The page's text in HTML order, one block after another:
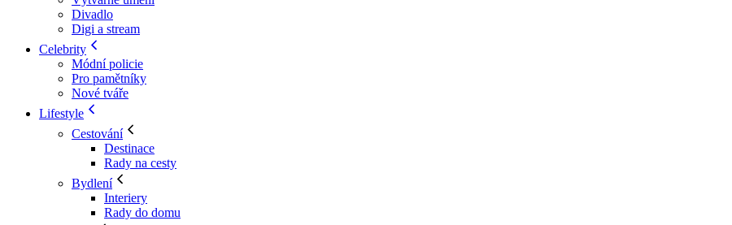
Divadlo
Digi a stream
Celebrity
Módní policie
Pro pamětníky
Nové tváře
Lifestyle
Cestování
Destinace
Rady na cesty
Bydlení
Interiery
Rady do domu